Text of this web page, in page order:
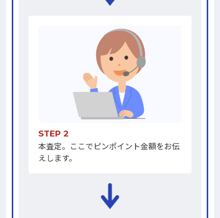
STEP 2
本査定。ここでピンポイント金額をお伝
えします。